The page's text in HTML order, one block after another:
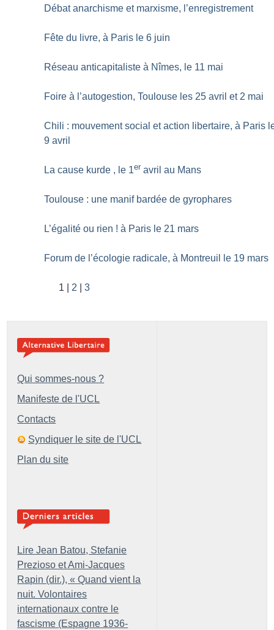
Débat anarchisme et marxisme, l’enregistrement
Fête du livre, à Paris le 6 juin
Réseau anticapitaliste à Nîmes, le 11 mai
Foire à l’autogestion, Toulouse les 25 avril et 2 mai
Chili : mouvement social et action libertaire, à Paris
9 avril
La cause kurde , le 1er avril au Mans
Toulouse : une manif bardée de gyrophares
L’égalité ou rien ! à Paris le 21 mars
Forum de l’écologie radicale, à Montreuil le 19 mars
1 2 3
Qui sommes-nous ?
Manifeste de l'UCL
Contacts
Syndiquer le site de l'UCL
Plan du site
Lire Jean Batou, Stefanie
Prezioso et Ami-Jacques
Rapin (dir.), « Quand vient la
nuit. Volontaires
internationaux contre le
fascisme (Espagne 1936-